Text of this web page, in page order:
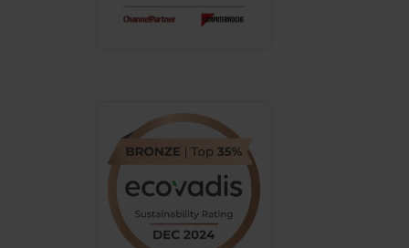
erlauben“. Die Einwilligung zur Platzierung von Cookies
angemessenes Datenschutzniveau (EuGH – Schrems
II). Du kannst die von dir erteilte Einwilligung jederzeit mit
Wirkung für die Zukunft ganz oder teilweise über unsere
Datenschutzerklärung unter dem Punkt „Datenschutz-
Einstellungen“ widerrufen. Weitere Informationen zu den
einzelnen Cookies findest du durch Klick auf „Details